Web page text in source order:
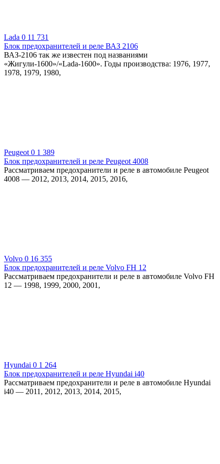
Lada 0 11 731
Блок предохранителей и реле ВАЗ 2106
ВАЗ-2106 так же известен под названиями
«Жигули-1600»/«Lada-1600». Годы производства: 1976, 1977,
1978, 1979, 1980,
Peugeot 0 1 389
Блок предохранителей и реле Peugeot 4008
Рассматриваем предохранители и реле в автомобиле Peugeot
4008 — 2012, 2013, 2014, 2015, 2016,
Volvo 0 16 355
Блок предохранителей и реле Volvo FH 12
Рассматриваем предохранители и реле в автомобиле Volvo FH
12 — 1998, 1999, 2000, 2001,
Hyundai 0 1 264
Блок предохранителей и реле Hyundai i40
Рассматриваем предохранители и реле в автомобиле Hyundai
i40 — 2011, 2012, 2013, 2014, 2015,